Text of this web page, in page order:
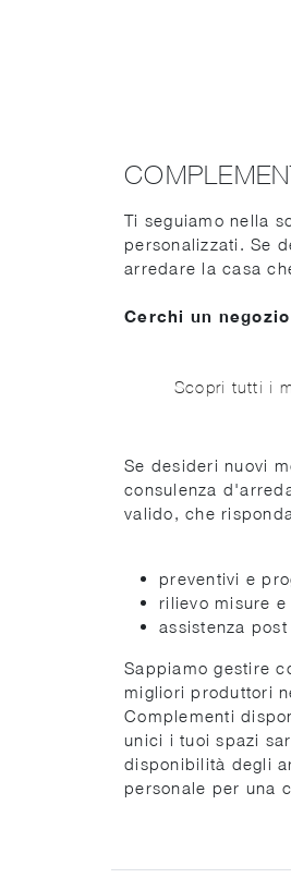
Ti seguiamo nella
personalizzati. Se
arredare la casa
Cerchi un
Scopri tutti i
Se desideri nuovi
consulenza
valido, che
preventivi e
rilievo misure
assistenza
Sappiamo gestire
migliori produttori
Complementi
unici i tuoi spazi
disponibilità degli
personale per una